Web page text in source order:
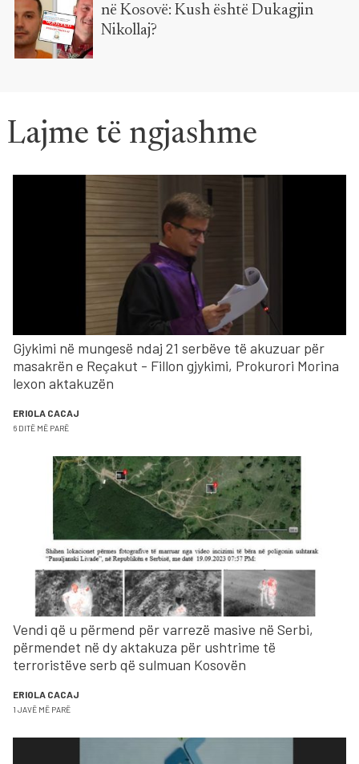
në Kosovë: Kush është Dukagjin
Nikollaj?
Lajme të ngjashme
Gjykimi në mungesë ndaj 21 serbëve të akuzuar për
masakrën e Reçakut - Fillon gjykimi, Prokurori Morina
lexon aktakuzën
ERIOLA CACAJ
6 DITË MË PARË
Vendi që u përmend për varrezë masive në Serbi,
përmendet në dy aktakuza për ushtrime të
terroristëve serb që sulmuan Kosovën
ERIOLA CACAJ
1 JAVË MË PARË